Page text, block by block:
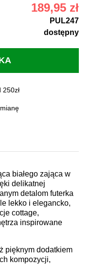
białego zająca w
delikatnej
detalom futerka
lekko i elegancko,
cottage,
inspirowane
pięknym dodatkiem
kompozycji,
189,95 zł
PUL247
dostępny